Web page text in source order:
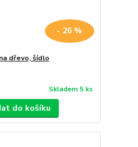
- 26 %
dřevo, šídlo
Skladem 5 ks
do košíku